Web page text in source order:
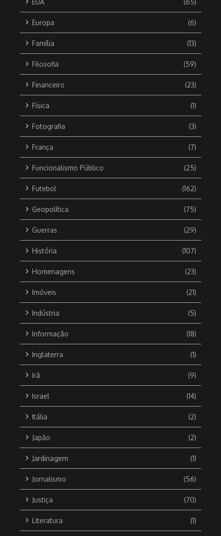
Europa (6)
Família (13)
Filosofia (59)
Financeiro (23)
Física (1)
Fotografia (3)
França (7)
Funcionalismo Público (25)
Futebol (162)
Geopolítica (75)
Guerras (29)
História (107)
Homenagens (23)
Imóveis (21)
Indústria (5)
Informação (18)
Inglaterra (1)
Irã (9)
Israel (14)
Itália (2)
Japão (2)
Jardinagem (1)
Jornalismo (56)
Justiça (70)
Literatura (1)